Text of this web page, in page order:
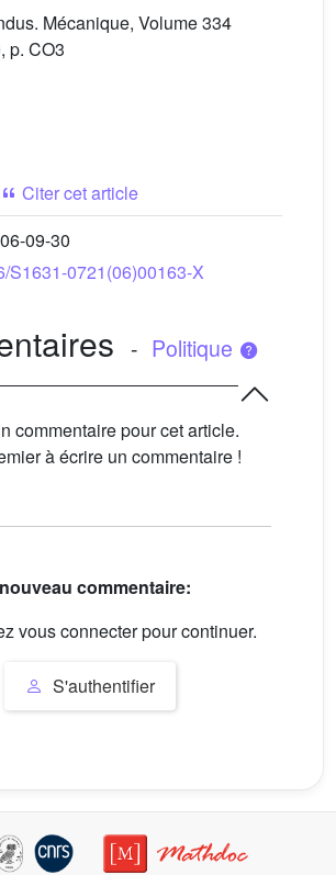
Mécanique, Volume 334
p. CO3
Citer cet article
09-30
S1631-0721(06)00163-X
- Politique
commentaire pour cet article.
à écrire un commentaire !
commentaire:
vous connecter pour continuer.
S'authentifier